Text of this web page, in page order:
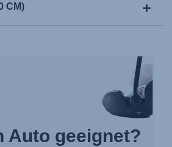
CM)
Auto geeignet?